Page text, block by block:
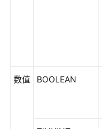
用
数值 BOOLEAN